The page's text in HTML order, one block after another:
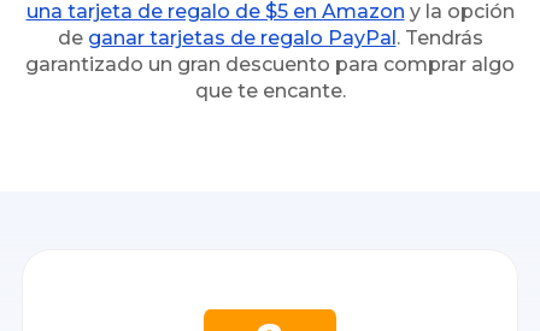
una tarjeta de regalo de $5 en Amazon y la opción
de ganar tarjetas de regalo PayPal . Tendrás
garantizado un gran descuento para comprar algo
que te encante.